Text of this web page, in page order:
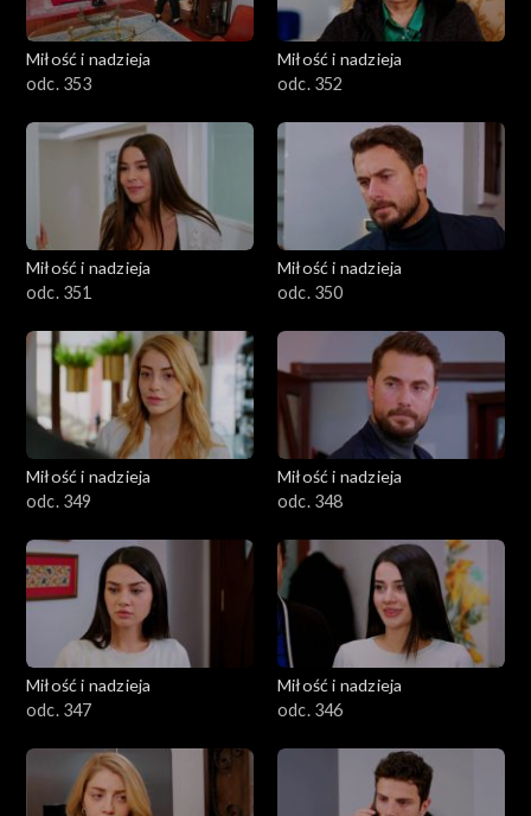
Miłość i nadzieja
odc. 353
Miłość i nadzieja
odc. 352
Miłość i nadzieja
odc. 351
Miłość i nadzieja
odc. 350
Miłość i nadzieja
odc. 349
Miłość i nadzieja
odc. 348
Miłość i nadzieja
odc. 347
Miłość i nadzieja
odc. 346